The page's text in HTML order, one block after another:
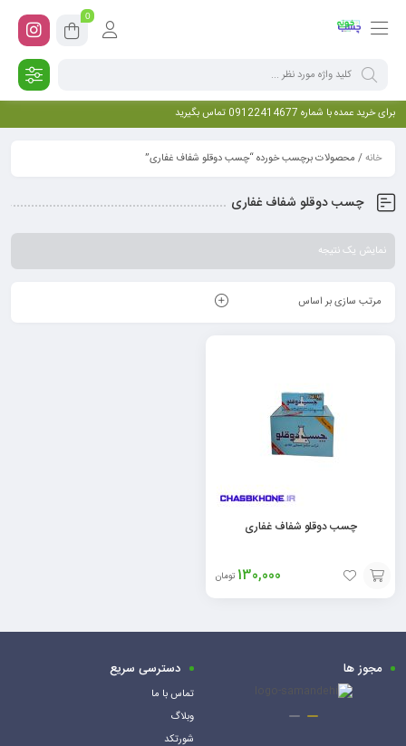
0
برای خرید عمده با شماره 09122414677 تماس بگیرید
خانه/ محصولات برچسب خورده “چسب دوقلو شفاف غفاری”
چسب دوقلو شفاف غفاری
نمایش یک نتیجه
مرتب سازی بر اساس
چسب دوقلو شفاف غفاری
130,000 تومان
افزودن
به
مجوز ها دسترسی سریع
تماس با ما
وبلاگ
شورتکد